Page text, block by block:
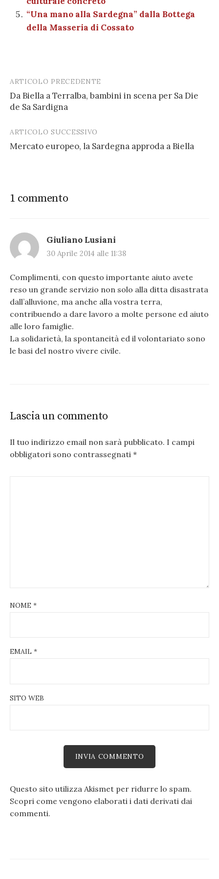
“Una mano alla Sardegna” dalla Bottega
della Masseria di Cossato
Post
navigation
ARTICOLO PRECEDENTE
Da Biella a Terralba, bambini in scena per Sa Die
de Sa Sardigna
ARTICOLO SUCCESSIVO
Mercato europeo, la Sardegna approda a Biella
1 commento
Giuliano Lusiani
30 Aprile 2014 alle 11:38
Complimenti, con questo importante aiuto avete
reso un grande servizio non solo alla ditta disastrata
dall’alluvione, ma anche alla vostra terra,
contribuendo a dare lavoro a molte persone ed aiuto
alle loro famiglie.
La solidarietà, la spontaneità ed il volontariato sono
le basi del nostro vivere civile.
Lascia un commento
Il tuo indirizzo email non sarà pubblicato. I campi
obbligatori sono contrassegnati *
NOME *
EMAIL *
SITO WEB
Questo sito utilizza Akismet per ridurre lo spam.
Scopri come vengono elaborati i dati derivati dai
commenti.